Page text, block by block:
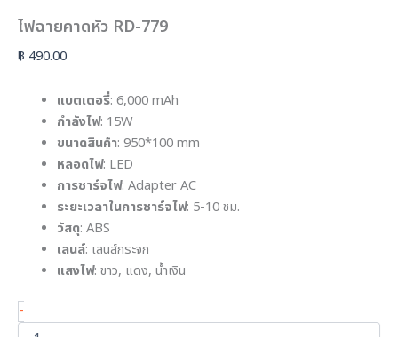
ไฟฉายคาดหัว RD-779
฿ 490.00
แบตเตอรี่: 6,000 mAh
กำลังไฟ: 15W
ขนาดสินค้า: 950*100 mm
หลอดไฟ: LED
การชาร์จไฟ: Adapter AC
ระยะเวลาในการชาร์จไฟ: 5-10 ชม.
วัสดุ: ABS
เลนส์: เลนส์กระจก
แสงไฟ: ขาว, แดง, น้ำเงิน
-